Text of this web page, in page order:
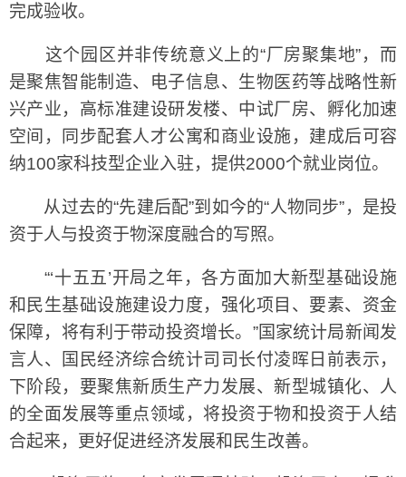
完成验收。
这个园区并非传统意义上的“厂房聚集地”，而
是聚焦智能制造、电子信息、生物医药等战略性新
兴产业，高标准建设研发楼、中试厂房、孵化加速
空间，同步配套人才公寓和商业设施，建成后可容
纳100家科技型企业入驻，提供2000个就业岗位。
从过去的“先建后配”到如今的“人物同步”，是投
资于人与投资于物深度融合的写照。
“‘十五五’开局之年，各方面加大新型基础设施
和民生基础设施建设力度，强化项目、要素、资金
保障，将有利于带动投资增长。”国家统计局新闻发
言人、国民经济综合统计司司长付凌晖日前表示，
下阶段，要聚焦新质生产力发展、新型城镇化、人
的全面发展等重点领域，将投资于物和投资于人结
合起来，更好促进经济发展和民生改善。